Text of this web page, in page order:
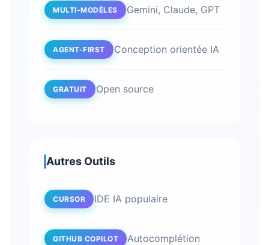
MULTI-MODÈLES Gemini, Claude, GPT
AGENT-FIRST Conception orientée IA
GRATUIT Open source
Autres Outils
CURSOR IDE IA populaire
GITHUB COPILOT Autocomplétion